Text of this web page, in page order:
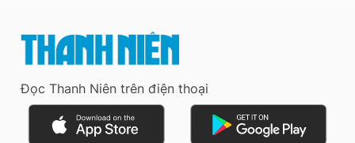
Đọc Thanh Niên trên điện thoại